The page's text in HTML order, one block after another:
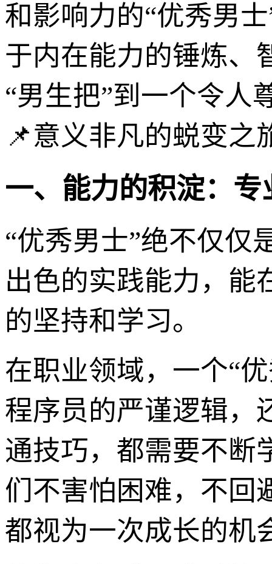
和影响力的“优秀男
于内在能力的锤炼、
“男生把”到一个令人
📌意义非凡的蜕变之
一、能力的积淀：
“优秀男士”绝不仅仅
出色的实践能力，能
的坚持和学习。
在职业领域，一个“
程序员的严谨逻辑，
通技巧，都需要不断
们不害怕困难，不回
都视为一次成长的机